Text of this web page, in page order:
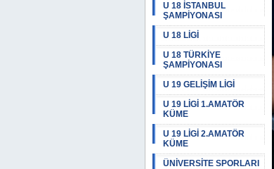
U 18 İSTANBUL
ŞAMPİYONASI
U 18 LİGİ
U 18 TÜRKİYE
ŞAMPİYONASI
U 19 GELİŞİM LİGİ
U 19 LİGİ 1.AMATÖR
KÜME
U 19 LİGİ 2.AMATÖR
KÜME
ÜNİVERSİTE SPORLARI